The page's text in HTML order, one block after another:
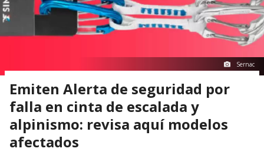
Sernac
Emiten Alerta de seguridad por
falla en cinta de escalada y
alpinismo: revisa aquí modelos
afectados